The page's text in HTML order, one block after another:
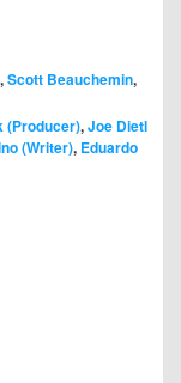
,Scott Beauchemin,
(Producer),Joe Dietl
(Writer), Eduardo